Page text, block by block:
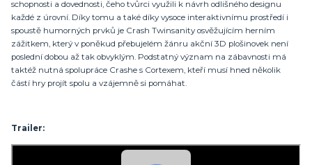
schopnosti a dovednosti, čeho tvůrci využili k návrh odlišného designu
každé z úrovní. Díky tomu a také díky vysoce interaktivnímu prostředí i
spoustě humorných prvků je Crash Twinsanity osvěžujícím herním
zážitkem, který v poněkud přebujelém žánru akční 3D plošinovek není
poslední dobou až tak obvyklým. Podstatný význam na zábavnosti má
taktéž nutná spolupráce Crashe s Cortexem, kteří musí hned několik
částí hry projít spolu a vzájemně si pomáhat.
Trailer: